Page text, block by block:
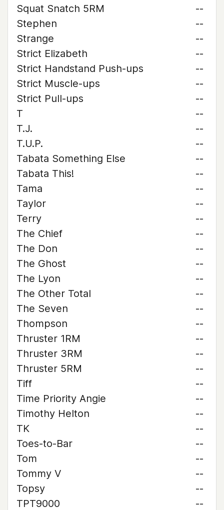
Squat Snatch 5RM
--
Stephen
--
Strange
--
Strict Elizabeth
--
Strict Handstand Push-ups
--
Strict Muscle-ups
--
Strict Pull-ups
--
T
--
T.J.
--
T.U.P.
--
Tabata Something Else
--
Tabata This!
--
Tama
--
Taylor
--
Terry
--
The Chief
--
The Don
--
The Ghost
--
The Lyon
--
The Other Total
--
The Seven
--
Thompson
--
Thruster 1RM
--
Thruster 3RM
--
Thruster 5RM
--
Tiff
--
Time Priority Angie
--
Timothy Helton
--
TK
--
Toes-to-Bar
--
Tom
--
Tommy V
--
Topsy
--
TPT9000
--